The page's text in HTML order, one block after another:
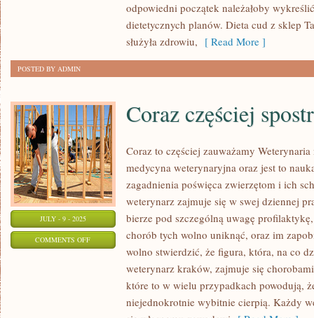
OCZYWISTYM
ODRUCHEM
DZIECIĘCEGO
odpowiedni początek należałoby
dietetycznych planów. Dieta cud z sklep
służyła zdrowiu, [ Read More ]
POSTED BY ADMIN
JULY - 9 - 2025
COMMENTS OFFON
SPOSTRZEGAMY
Coraz częściej
Coraz to częściej zauważamy
medycyna weterynaryjna oraz jest to
zagadnienia poświęca zwierzętom i ich
weterynarz zajmuje się w swej dziennej
bierze pod szczególną uwagę
chorób tych wolno uniknąć, oraz im
wolno stwierdzić, że figura, która, na co
weterynarz kraków, zajmuje się
które to w wielu przypadkach powodują,
niejednokrotnie wybitnie cierpią. Każdy